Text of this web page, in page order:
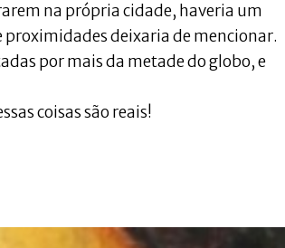
na própria cidade, haveria um
deixaria de mencionar.
por mais da metade do globo, e
coisas são reais!